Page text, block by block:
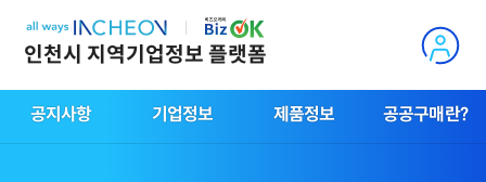
인천시 지역기업정보 플랫폼
공지사항 기업정보 제품정보 공공구매란?